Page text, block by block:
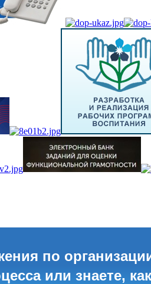
по
или знаете, как